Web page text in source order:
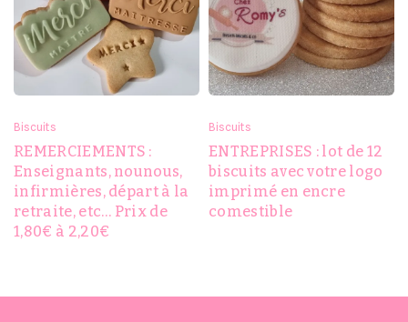
Biscuits
REMERCIEMENTS :
Enseignants, nounous,
infirmières, départ à la
retraite, etc… Prix de
1,80€ à 2,20€
Biscuits
ENTREPRISES : lot de 12
biscuits avec votre logo
imprimé en encre
comestible